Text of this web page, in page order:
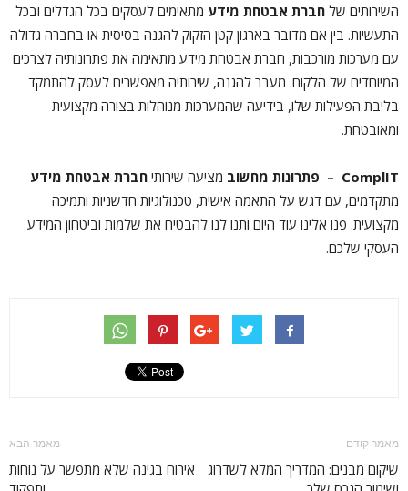
השירותים של חברת אבטחת מידע מתאימים לעסקים בכל הגדלים ובכל
התעשיות. בין אם מדובר בארגון קטן הזקוק להגנה בסיסית או בחברה גדולה
עם מערכות מורכבות, חברת אבטחת מידע מתאימה את פתרונותיה לצרכים
המיוחדים של הלקוח. מעבר להגנה, שירותיה מאפשרים לעסק להתמקד
בליבת הפעילות שלו, בידיעה שהמערכות מנוהלות בצורה מקצועית
ומאובטחת.
ComplIT
– פתרונות מחשוב מציעה שירותי חברת אבטחת מידע
מתקדמים, עם דגש על התאמה אישית, טכנולוגיות חדשניות ותמיכה
מקצועית. פנו אלינו עוד היום ותנו לנו להבטיח את שלמות וביטחון המידע
העסקי שלכם.
מאמר קודם
שיקום מבנים: המדריך המלא לשדרוג
מאמר הבא
אירוח בגינה שלא מתפשר על נוחות